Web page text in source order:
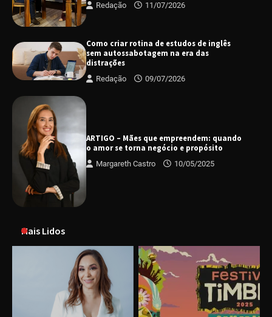
Redação 11/07/2026
Como criar rotina de estudos de inglês
sem autossabotagem na era das
distrações
Redação 09/07/2026
ARTIGO – Mães que empreendem: quando
o amor se torna negócio e propósito
Margareth Castro 10/05/2025
Mais Lidos